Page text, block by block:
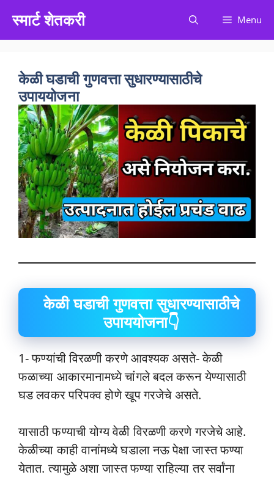
content
स्मार्ट शेतकरी Menu
केळी घडाची गुणवत्ता सुधारण्यासाठीचे
उपाययोजना
केळी घडाची गुणवत्ता सुधारण्यासाठीचे
उपाययोजना👇
1- फण्यांची विरळणी करणे आवश्यक असते- केळी
फळाच्या आकारमानामध्ये चांगले बदल करून येण्यासाठी
घड लवकर परिपक्व होणे खूप गरजेचे असते.
यासाठी फण्याची योग्य वेळी विरळणी करणे गरजेचे आहे.
केळीच्या काही वानांमध्ये घडाला नऊ पेक्षा जास्त फण्या
येतात. त्यामुळे अशा जास्त फण्या राहिल्या तर सर्वांना